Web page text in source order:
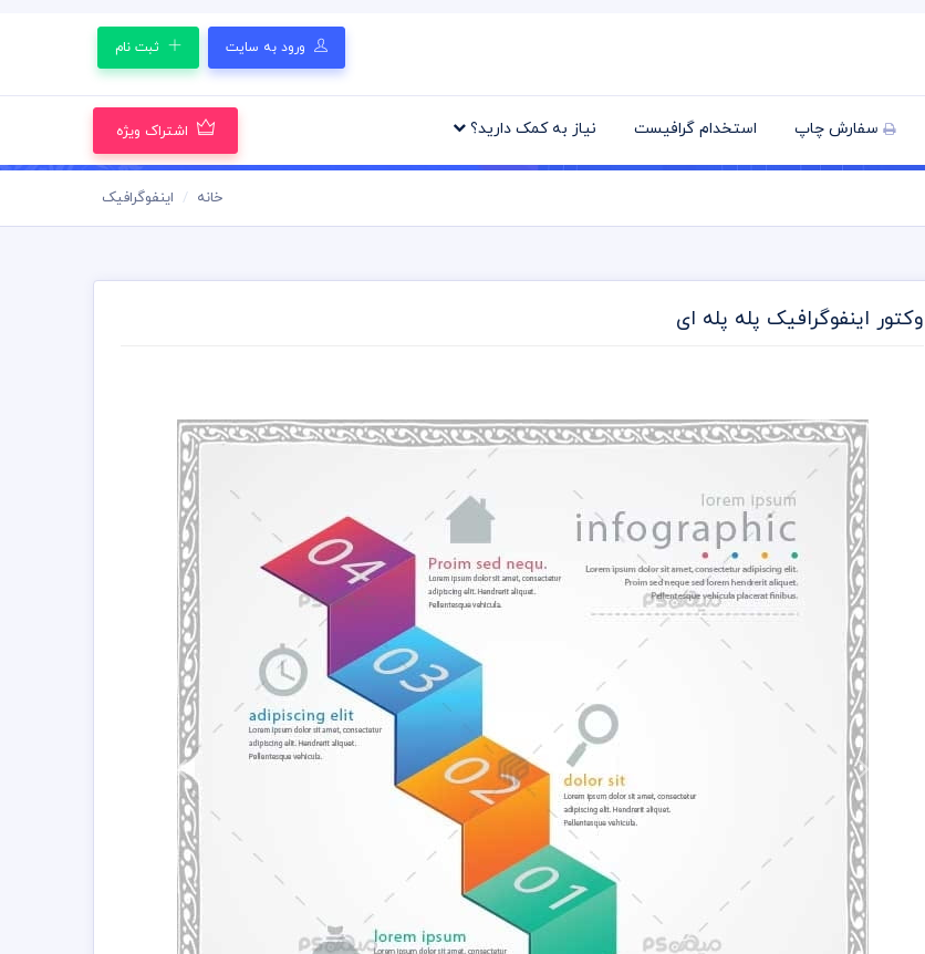
ورود به سایت ثبت نام
سفارش چاپ استخدام گرافیست نیاز به کمک دارید؟ اشتراک ویژه
خانه اینفوگرافیک
وکتور اینفوگرافیک پله پله ای